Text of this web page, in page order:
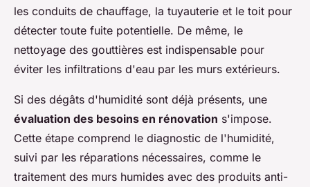
les conduits de chauffage, la tuyauterie et le toit pour
détecter toute fuite potentielle. De même, le
nettoyage des gouttières est indispensable pour
éviter les infiltrations d'eau par les murs extérieurs.
Si des dégâts d'humidité sont déjà présents, une
évaluation des besoins en rénovation s'impose.
Cette étape comprend le diagnostic de l'humidité,
suivi par les réparations nécessaires, comme le
traitement des murs humides avec des produits anti-